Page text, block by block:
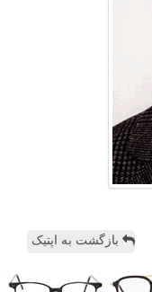
بازگشت به اپتیک